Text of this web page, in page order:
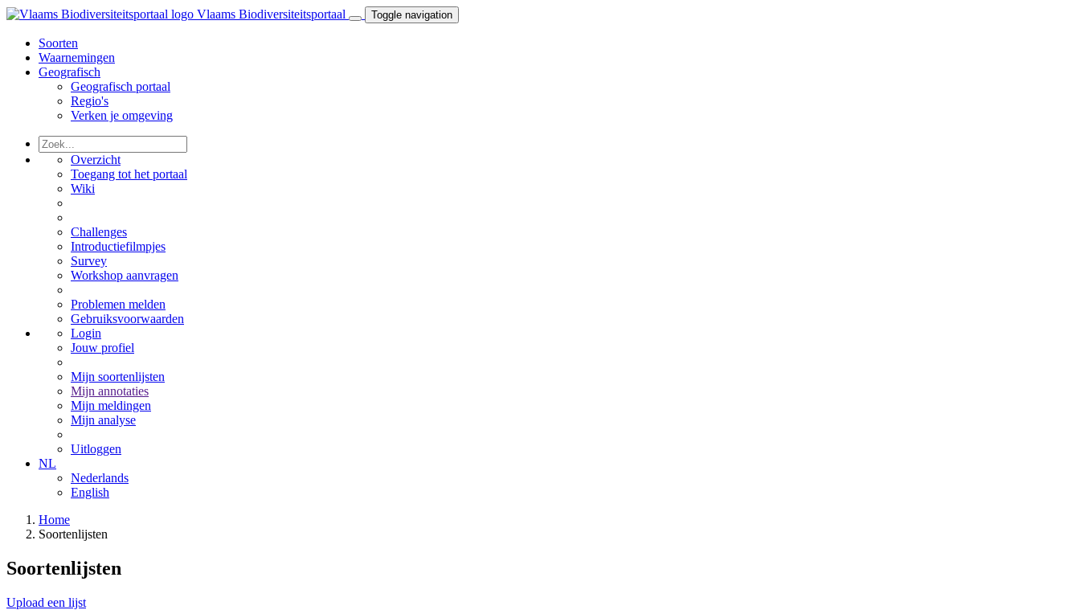
Vlaams Biodiversiteitsportaal Toggle navigation
Soorten
Waarnemingen
Geografisch
Geografisch portaal
Regio's
Verken je omgeving
Overzicht
Toegang tot het portaal
Wiki
Challenges
Introductiefilmpjes
Survey
Workshop aanvragen
Problemen melden
Gebruiksvoorwaarden
Login
Jouw profiel
Mijn soortenlijsten
Mijn annotaties
Mijn meldingen
Mijn analyse
Uitloggen
NL
Nederlands
English
Home
Soortenlijsten
Soortenlijsten
Upload een lijst